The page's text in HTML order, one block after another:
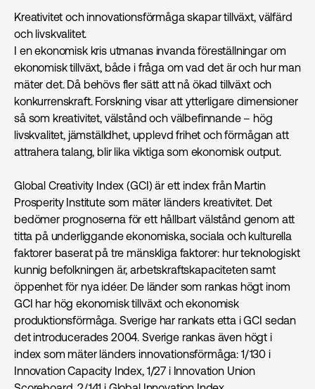
Kreativitet och innovationsförmåga skapar tillväxt, välfärd
och livskvalitet.
I en ekonomisk kris utmanas invanda föreställningar om
ekonomisk tillväxt, både i fråga om vad det är och hur man
mäter det. Då behövs fler sätt att nå ökad tillväxt och
konkurrenskraft. Forskning visar att ytterligare dimensioner
så som kreativitet, välstånd och välbefinnande – hög
livskvalitet, jämställdhet, upplevd frihet och förmågan att
attrahera talang, blir lika viktiga som ekonomisk output.
Global Creativity Index (GCI) är ett index från Martin
Prosperity Institute som mäter länders kreativitet. Det
bedömer prognoserna för ett hållbart välstånd genom att
titta på underliggande ekonomiska, sociala och kulturella
faktorer baserat på tre mänskliga faktorer: hur teknologiskt
kunnig befolkningen är, arbetskraftskapaciteten samt
öppenhet för nya idéer. De länder som rankas högt inom
GCI har hög ekonomisk tillväxt och ekonomisk
produktionsförmåga. Sverige har rankats etta i GCI sedan
det introducerades 2004. Sverige rankas även högt i
index som mäter länders innovationsförmåga: 1/130 i
Innovation Capacity Index, 1/27 i Innovation Union